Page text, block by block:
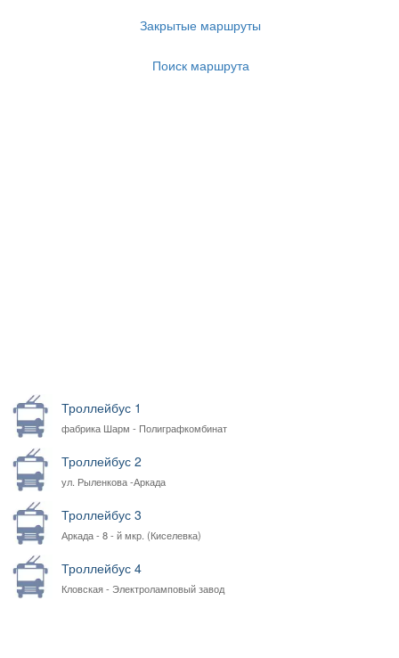
Закрытые маршруты
Поиск маршрута
Троллейбус 1
фабрика Шарм - Полиграфкомбинат
Троллейбус 2
ул. Рыленкова -Аркада
Троллейбус 3
Аркада - 8 - й мкр. (Киселевка)
Троллейбус 4
Кловская - Электроламповый завод